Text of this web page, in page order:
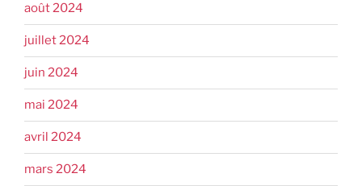
août 2024
juillet 2024
juin 2024
mai 2024
avril 2024
mars 2024